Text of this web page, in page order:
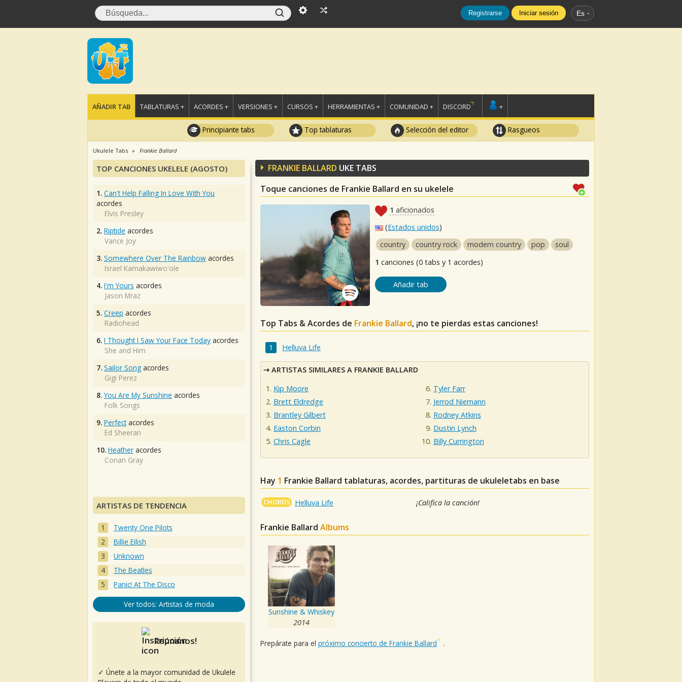
Registrarse Iniciar sesión Es
AÑADIR TAB TABLATURAS + ACORDES + VERSIONES + CURSOS + HERRAMIENTAS + COMUNIDAD + DISCORD +
Principiante tabs Top tablaturas Selección del editor Rasgueos
Ukulele Tabs Frankie Ballard
FRANKIE BALLARD UKE TABS
Toque canciones de Frankie Ballard en su ukelele
1 aficionados
(Estados unidos)
country
country rock modern country pop
soul
1 canciones (0 tabs y 1 acordes)
Añadir tab
Top Tabs & Acordes de Frankie Ballard, ¡no te pierdas estas canciones!
Helluva Life
ARTISTAS SIMILARES A FRANKIE BALLARD
Kip Moore
Brett Eldredge
Brantley Gilbert
Easton Corbin
Chris Cagle
Tyler Farr
Jerrod Niemann
Rodney Atkins
Dustin Lynch
Billy Currington
Hay 1 Frankie Ballard tablaturas, acordes, partituras de ukuleletabs en base
CHORDS Helluva Life ¡Califica la canción!
Frankie Ballard Albums
Sunshine & Whiskey
2014
Prepárate para el próximo concierto de Frankie Ballard .
TOP CANCIONES UKELELE (AGOSTO)
1. Can't Help Falling In Love With You
acordes
Elvis Presley
2. Riptide acordes
Vance Joy
3. Somewhere Over The Rainbow acordes
Israel Kamakawiwo'ole
4. I'm Yours acordes
Jason Mraz
5. Creep acordes
Radiohead
6. I Thought I Saw Your Face Today acordes
She and Him
7. Sailor Song acordes
Gigi Perez
8. You Are My Sunshine acordes
Folk Songs
9. Perfectacordes
Ed Sheeran
10. Heather acordes
Conan Gray
ARTISTAS DE TENDENCIA
Twenty One Pilots
Billie Eilish
Unknown
The Beatles
Panic! At The Disco
Ver todos: Artistas de moda
Reúnanos!
✓ Únete a la mayor comunidad de Ukulele